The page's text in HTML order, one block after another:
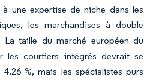
une expertise de niche dans les
les marchandises à double
taille du marché européen du
les courtiers intégrés devrait se
%, mais les spécialistes purs